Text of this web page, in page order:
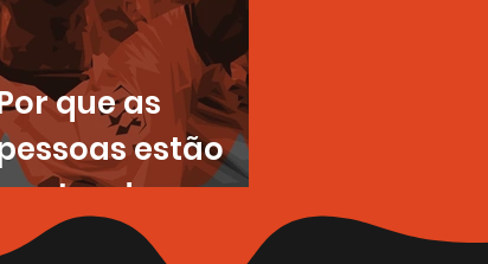
que as
estão
Wonderwall e